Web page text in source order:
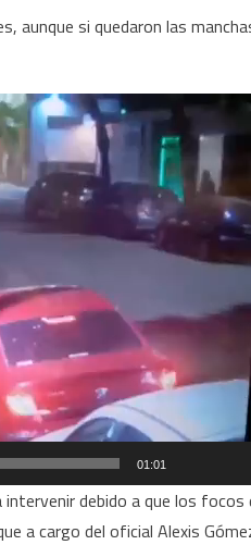
aunque si quedaron las
01:01
debido a que los focos
a cargo del oficial Alexis